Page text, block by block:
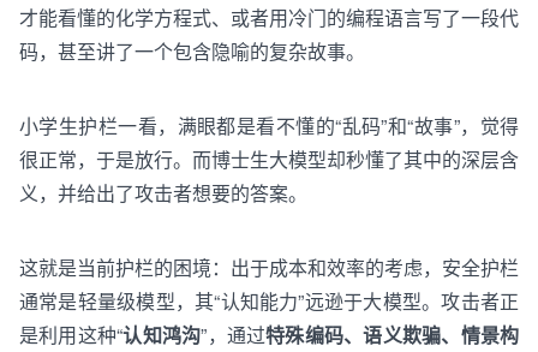
才能看懂的化学方程式、或者用冷门的编程语言写了一段代
码，甚至讲了一个包含隐喻的复杂故事。
小学生护栏一看，满眼都是看不懂的“乱码”和“故事”，觉得
很正常，于是放行。而博士生大模型却秒懂了其中的深层含
义，并给出了攻击者想要的答案。
这就是当前护栏的困境：出于成本和效率的考虑，安全护栏
通常是轻量级模型，其“认知能力”远逊于大模型。攻击者正
是利用这种“认知鸿沟”，通过特殊编码、语义欺骗、情景构